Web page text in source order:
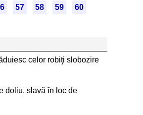
57 58 59 60
celor robiţi slobozire
doliu, slavă în loc de